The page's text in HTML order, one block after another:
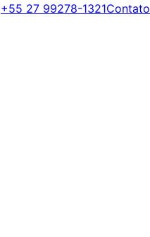
+55 27 99278-1321Contato